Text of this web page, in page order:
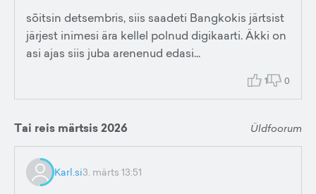
sõitsin detsembris, siis saadeti Bangkokis järtsist
järjest inimesi ära kellel polnud digikaarti. Äkki on
asi ajas siis juba arenenud edasi...
1 0
Tai reis märtsis 2026 Üldfoorum
Karl.si3. märts 13:51